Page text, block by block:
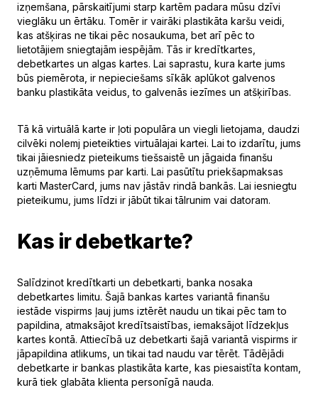
izņemšana, pārskaitījumi starp kartēm padara mūsu dzīvi
vieglāku un ērtāku. Tomēr ir vairāki plastikāta karšu veidi,
kas atšķiras ne tikai pēc nosaukuma, bet arī pēc to
lietotājiem sniegtajām iespējām. Tās ir kredītkartes,
debetkartes un algas kartes. Lai saprastu, kura karte jums
būs piemērota, ir nepieciešams sīkāk aplūkot galvenos
banku plastikāta veidus, to galvenās iezīmes un atšķirības.
Tā kā virtuālā karte ir ļoti populāra un viegli lietojama, daudzi
cilvēki nolemj pieteikties virtuālajai kartei. Lai to izdarītu, jums
tikai jāiesniedz pieteikums tiešsaistē un jāgaida finanšu
uzņēmuma lēmums par karti. Lai pasūtītu priekšapmaksas
karti MasterCard, jums nav jāstāv rindā bankās. Lai iesniegtu
pieteikumu, jums līdzi ir jābūt tikai tālrunim vai datoram.
Kas ir debetkarte?
Salīdzinot kredītkarti un debetkarti, banka nosaka
debetkartes limitu. Šajā bankas kartes variantā finanšu
iestāde vispirms ļauj jums iztērēt naudu un tikai pēc tam to
papildina, atmaksājot kredītsaistības, iemaksājot līdzekļus
kartes kontā. Attiecībā uz debetkarti šajā variantā vispirms ir
jāpapildina atlikums, un tikai tad naudu var tērēt. Tādējādi
debetkarte ir bankas plastikāta karte, kas piesaistīta kontam,
kurā tiek glabāta klienta personīgā nauda.